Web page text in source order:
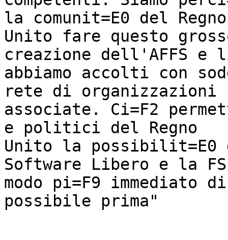
la comunit=E0 del Regno
Unito fare questo
creazione dell'AFFS e
abbiamo accolti con
rete di organizzazioni
associate. Ci=F2
e politici del Regno
Unito la
Software Libero e la
modo pi=F9 immediato
possibile prima"